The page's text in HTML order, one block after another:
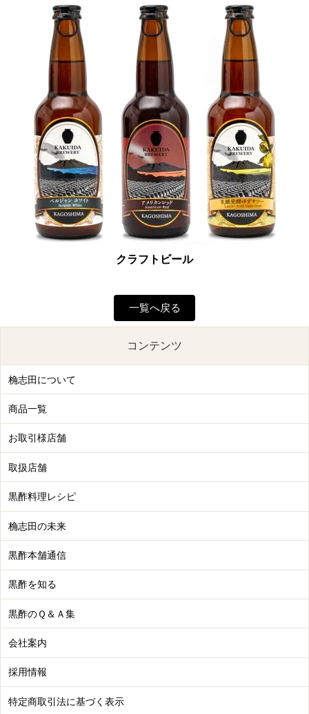
クラフトビール
一覧へ戻る
コンテンツ
桷志田について
商品一覧
お取引様店舗
取扱店舗
黒酢料理レシピ
桷志田の未来
黒酢本舗通信
黒酢を知る
黒酢のＱ＆Ａ集
会社案内
採用情報
特定商取引法に基づく表示